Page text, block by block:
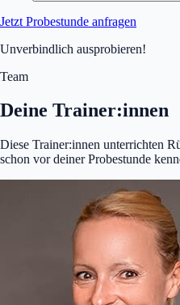
Jetzt Probestunde anfragen
Unverbindlich ausprobieren!
Team
Deine Trainer:innen
Diese Trainer:innen unterrichten
schon vor deiner Probestunde